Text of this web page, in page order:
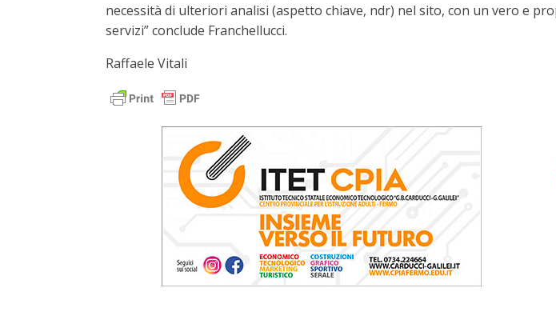
necessità di ulteriori analisi (aspetto chiave, ndr) nel sito, con un vero e
servizi” conclude Franchellucci.
Raffaele Vitali